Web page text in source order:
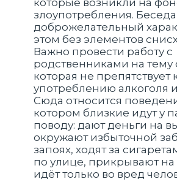
которые возникли на
злоупотребления.
доброжелательный
этом без элементов
Важно провести работу с
родственниками на тему
которая не
употреблению алкоголя
Сюда относится
котором близкие идут у
поводу: дают деньги на
окружают избыточной
запоях, ходят за
по улице, прикрывают на
идёт только во вред